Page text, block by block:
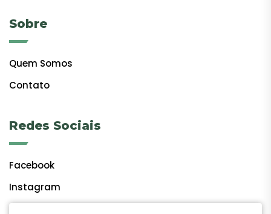
Sobre
Quem Somos
Contato
Redes Sociais
Facebook
Instagram